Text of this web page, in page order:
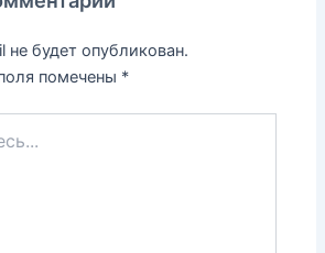
не будет опубликован.
помечены *